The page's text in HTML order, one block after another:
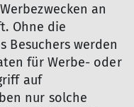
an
Ohne die
Besuchers werden
für Werbe- oder
auf
nur solche